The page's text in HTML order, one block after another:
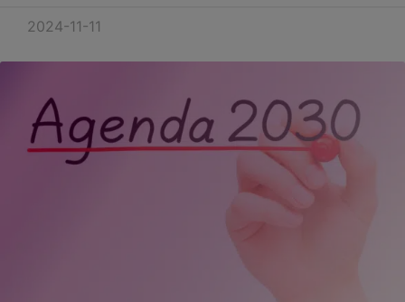
Español
Hablemos
2024-11-11